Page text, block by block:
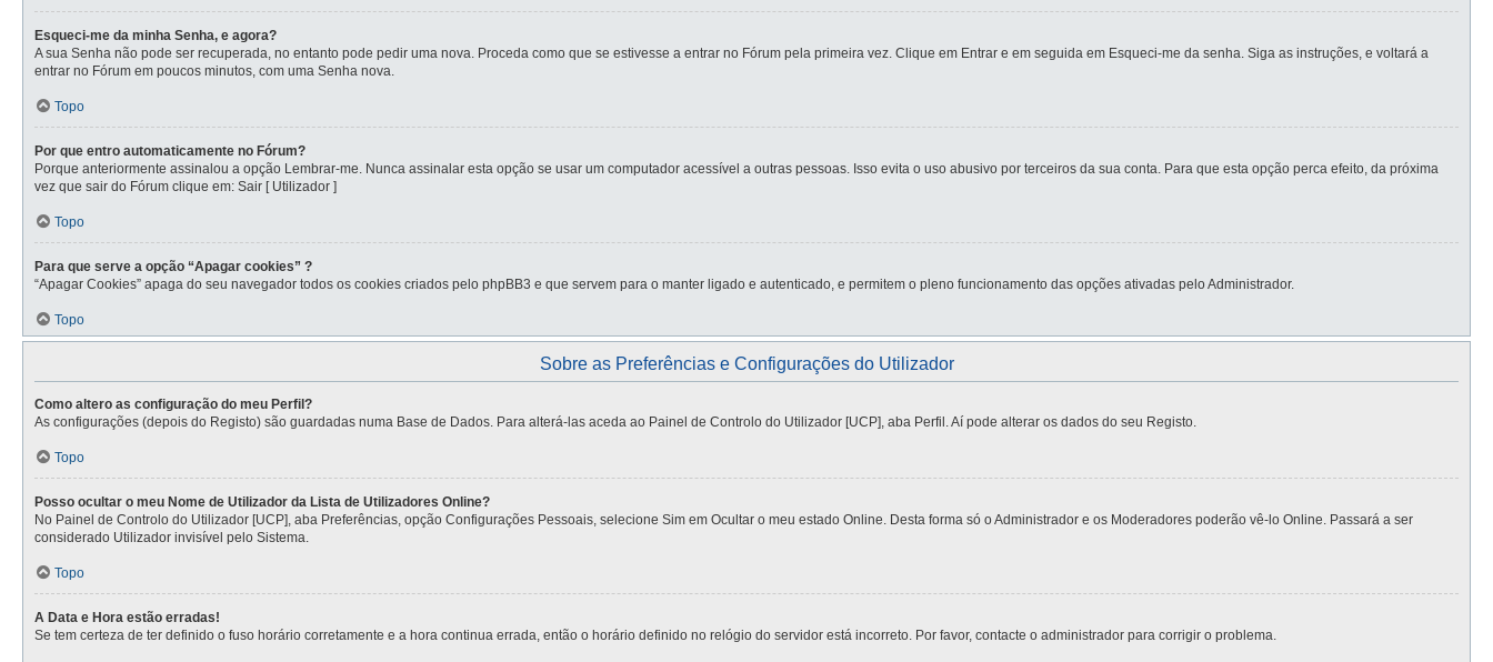
Esqueci-me da minha Senha, e agora?
A sua Senha não pode ser recuperada, no entanto pode pedir uma nova. Proceda como que se estivesse a entrar no Fórum pela primeira vez. Clique em Entrar e em seguida em Esqueci-me da senha. Siga as instruções, e voltará a
entrar no Fórum em poucos minutos, com uma Senha nova.
Topo
Por que entro automaticamente no Fórum?
Porque anteriormente assinalou a opção Lembrar-me. Nunca assinalar esta opção se usar um computador acessível a outras pessoas. Isso evita o uso abusivo por terceiros da sua conta. Para que esta opção perca efeito, da próxima
vez que sair do Fórum clique em: Sair [ Utilizador ]
Topo
Para que serve a opção “Apagar cookies” ?
“Apagar Cookies” apaga do seu navegador todos os cookies criados pelo phpBB3 e que servem para o manter ligado e autenticado, e permitem o pleno funcionamento das opções ativadas pelo Administrador.
Topo
Sobre as Preferências e Configurações do Utilizador
Como altero as configuração do meu Perfil?
As configurações (depois do Registo) são guardadas numa Base de Dados. Para alterá-las aceda ao Painel de Controlo do Utilizador [UCP], aba Perfil. Aí pode alterar os dados do seu Registo.
Topo
Posso ocultar o meu Nome de Utilizador da Lista de Utilizadores Online?
No Painel de Controlo do Utilizador [UCP], aba Preferências, opção Configurações Pessoais, selecione Sim em Ocultar o meu estado Online. Desta forma só o Administrador e os Moderadores poderão vê-lo Online. Passará a ser
considerado Utilizador invisível pelo Sistema.
Topo
A Data e Hora estão erradas!
Se tem certeza de ter definido o fuso horário corretamente e a hora continua errada, então o horário definido no relógio do servidor está incorreto. Por favor, contacte o administrador para corrigir o problema.